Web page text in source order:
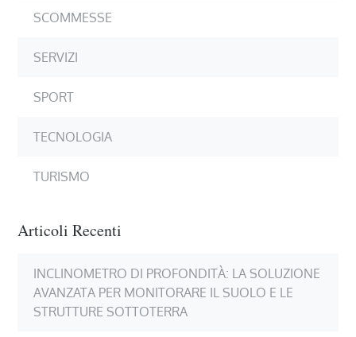
SCOMMESSE
SERVIZI
SPORT
TECNOLOGIA
TURISMO
Articoli Recenti
INCLINOMETRO DI PROFONDITÀ: LA SOLUZIONE
AVANZATA PER MONITORARE IL SUOLO E LE
STRUTTURE SOTTOTERRA